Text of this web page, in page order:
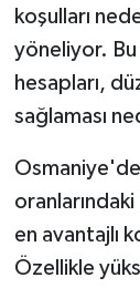
koşulları
yöneliyor.
hesapları,
sağlaması
en avantajlı
Özellikle